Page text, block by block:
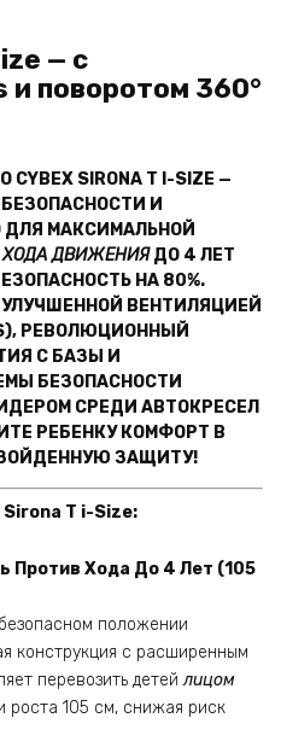
— с
и поворотом 360°
CYBEX SIRONA T I-SIZE —
И
МАКСИМАЛЬНОЙ
ХОДА ДВИЖЕНИЯДО 4 ЛЕТ
НА 80%.
ВЕНТИЛЯЦИЕЙ
), РЕВОЛЮЦИОННЫЙ
С БАЗЫ И
БЕЗОПАСНОСТИ
СРЕДИ АВТОКРЕСЕЛ
РЕБЕНКУ КОМФОРТ В
ЗАЩИТУ!
T i-Size:
Против Хода До 4 Лет (105
положении
конструкция с расширенным
перевозить детейлицом
роста 105 см, снижая риск